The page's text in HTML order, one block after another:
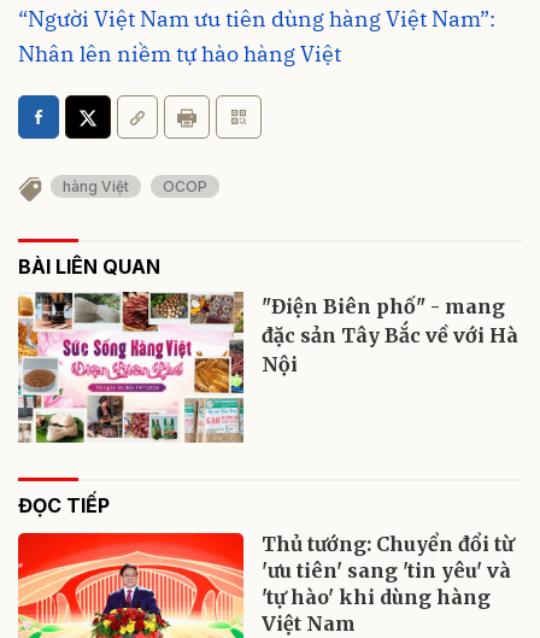
“Người Việt Nam ưu tiên dùng hàng Việt Nam”:
Nhân lên niềm tự hào hàng Việt
hàng Việt OCOP
BÀI LIÊN QUAN
"Điện Biên phố" - mang
đặc sản Tây Bắc về với Hà
Nội
ĐỌC TIẾP
Thủ tướng: Chuyển đổi từ
'ưu tiên' sang 'tin yêu' và
'tự hào' khi dùng hàng
Việt Nam